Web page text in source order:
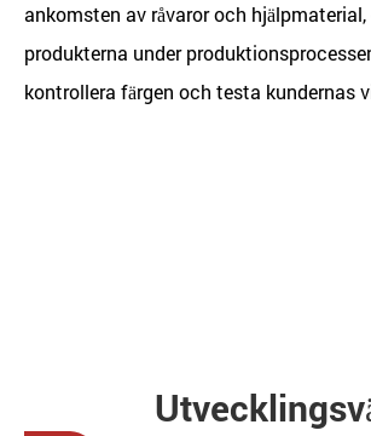
ankomsten av råvaror och
produkterna under
kontrollera färgen och testa kundernas